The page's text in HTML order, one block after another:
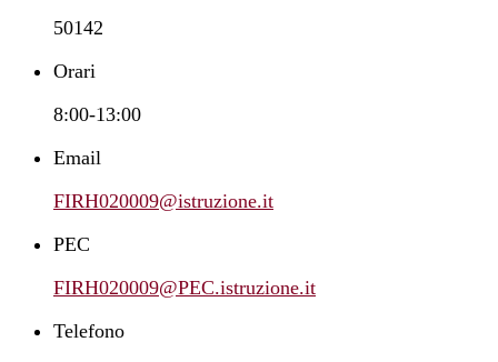
50142
Orari
8:00-13:00
Email
FIRH020009@istruzione.it
PEC
FIRH020009@PEC.istruzione.it
Telefono